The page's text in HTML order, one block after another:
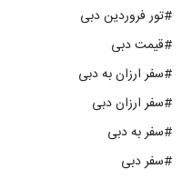
#تور فروردین دبی
#قیمت دبی
#سفر ارزان به دبی
#سفر ارزان دبی
#سفر به دبی
#سفر دبی